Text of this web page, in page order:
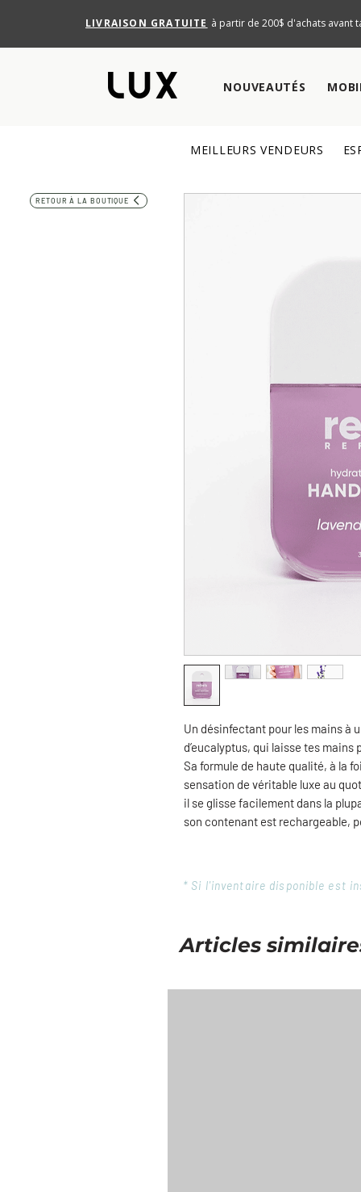
LIVRAISON GRATUITE à partir de 200$ d'achats avant
NOUVEAUTÉS
MEILLEURS VENDEURS
RETOUR À LA BOUTIQUE
Un désinfectant pour les mains à
d’eucalyptus, qui laisse tes
Sa formule de haute qualité, à la
sensation de véritable luxe au
il se glisse facilement dans la
son contenant est rechargeable,
* Si l'inventaire disponible est
Articles